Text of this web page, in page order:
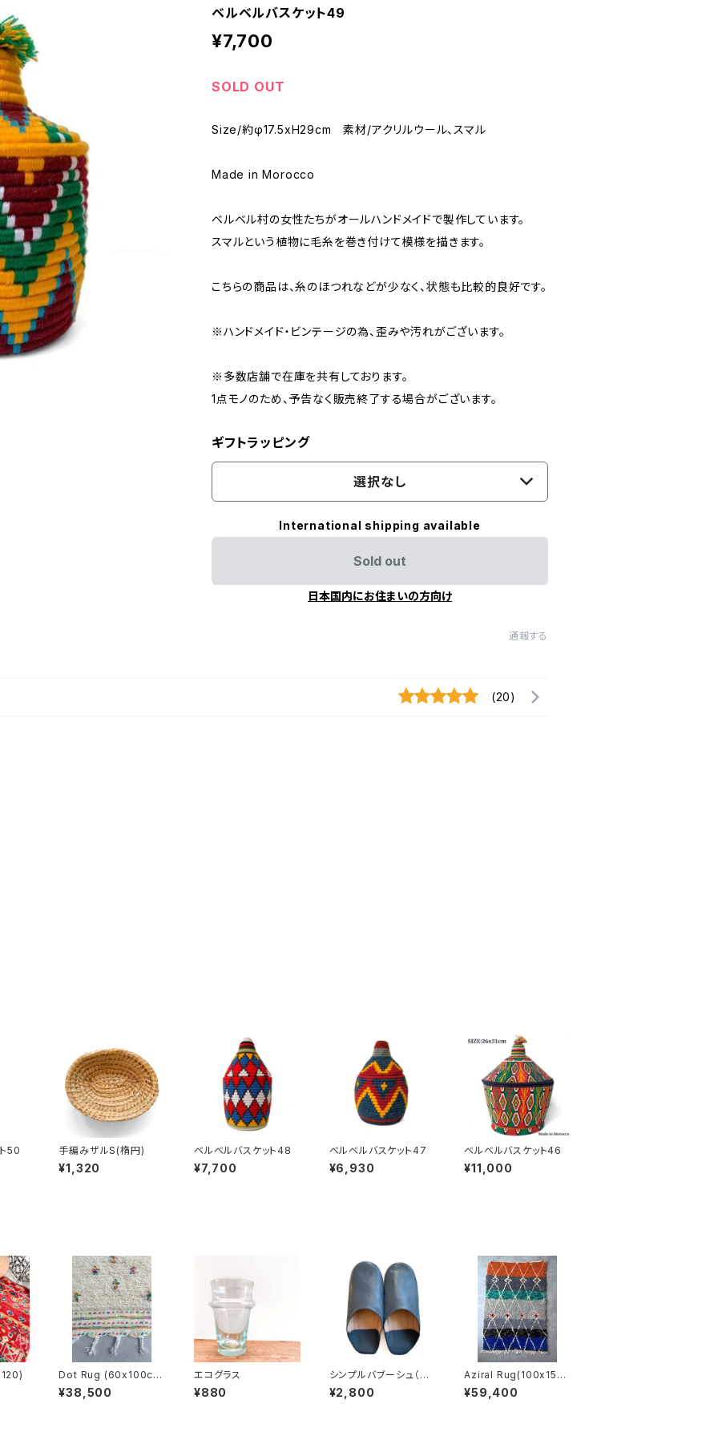
ベルベルバスケット49
¥7,700
SOLD OUT
Size/約φ17.5xH29cm 素材/アクリルウール、スマル
Made in Morocco
ベルベル村の女性たちがオールハンドメイドで製作しています。
スマルという植物に毛糸を巻き付けて模様を描きます。
こちらの商品は、糸のほつれなどが少なく、状態も比較的良好です。
※ハンドメイド・ビンテージの為、歪みや汚れがございます。
※多数店舗で在庫を共有しております。
1点モノのため、予告なく販売終了する場合がございます。
ギフトラッピング
選択なし
International shipping available
Sold out
日本国内にお住まいの方向け
通報する
(20)
50 手編みザルS(楕円)
¥1,320
ベルベルバスケット48
¥7,700
ベルベルバスケット47
¥6,930
ベルベルバスケット46
¥11,000
Dot Rug (60x100c
m)
¥38,500
エコグラス
¥880
シンプルバブーシュ（D
G）
¥2,800
Aziral Rug(100x150c
m)
¥59,400